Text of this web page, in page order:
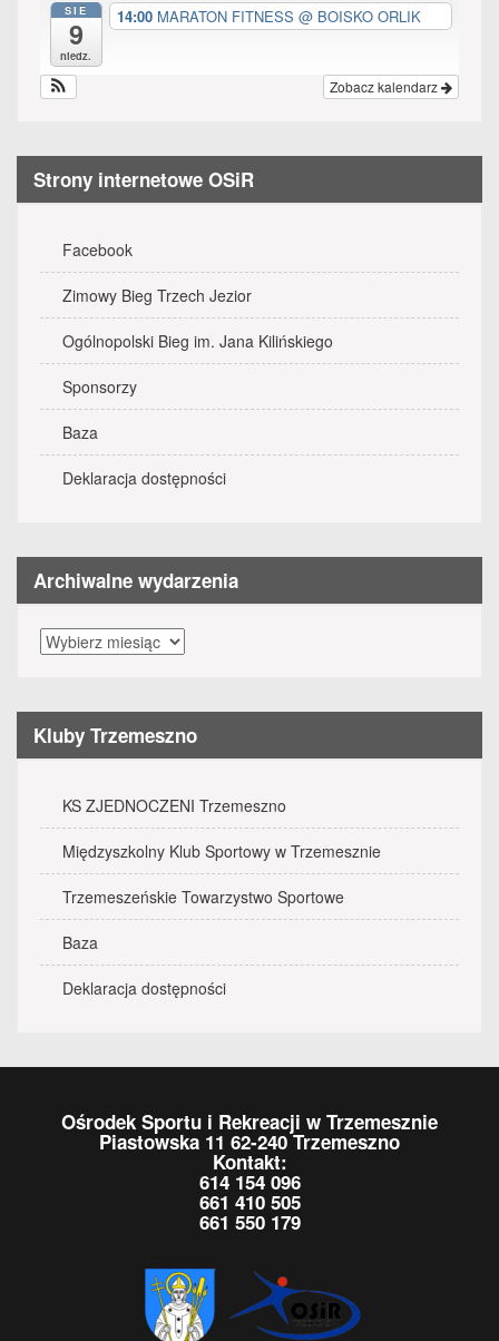
SIE
9
niedz.
14:00 MARATON FITNESS @ BOISKO ORLIK
Zobacz kalendarz
Strony internetowe OSiR
Facebook
Zimowy Bieg Trzech Jezior
Ogólnopolski Bieg im. Jana Kilińskiego
Sponsorzy
Baza
Deklaracja dostępności
Archiwalne wydarzenia
Archiwalne
wydarzenia
Kluby Trzemeszno
KS ZJEDNOCZENI Trzemeszno
Międzyszkolny Klub Sportowy w Trzemesznie
Trzemeszeńskie Towarzystwo Sportowe
Baza
Deklaracja dostępności
Ośrodek Sportu i Rekreacji w Trzemesznie
Piastowska 11 62-240 Trzemeszno
Kontakt:
614 154 096
661 410 505
661 550 179